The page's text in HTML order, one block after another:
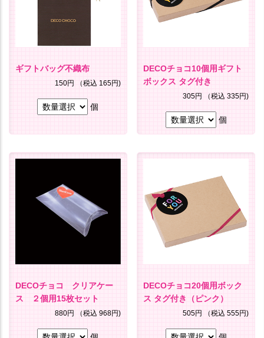
ギフトバッグ不織布
150円 （税込 165円)
個
DECOチョコ10個用ギフト
ボックス タグ付き
305円 （税込 335円)
個
DECOチョコ クリアケー
ス ２個用15枚セット
880円 （税込 968円)
DECOチョコ20個用ボック
ス タグ付き（ピンク）
505円 （税込 555円)